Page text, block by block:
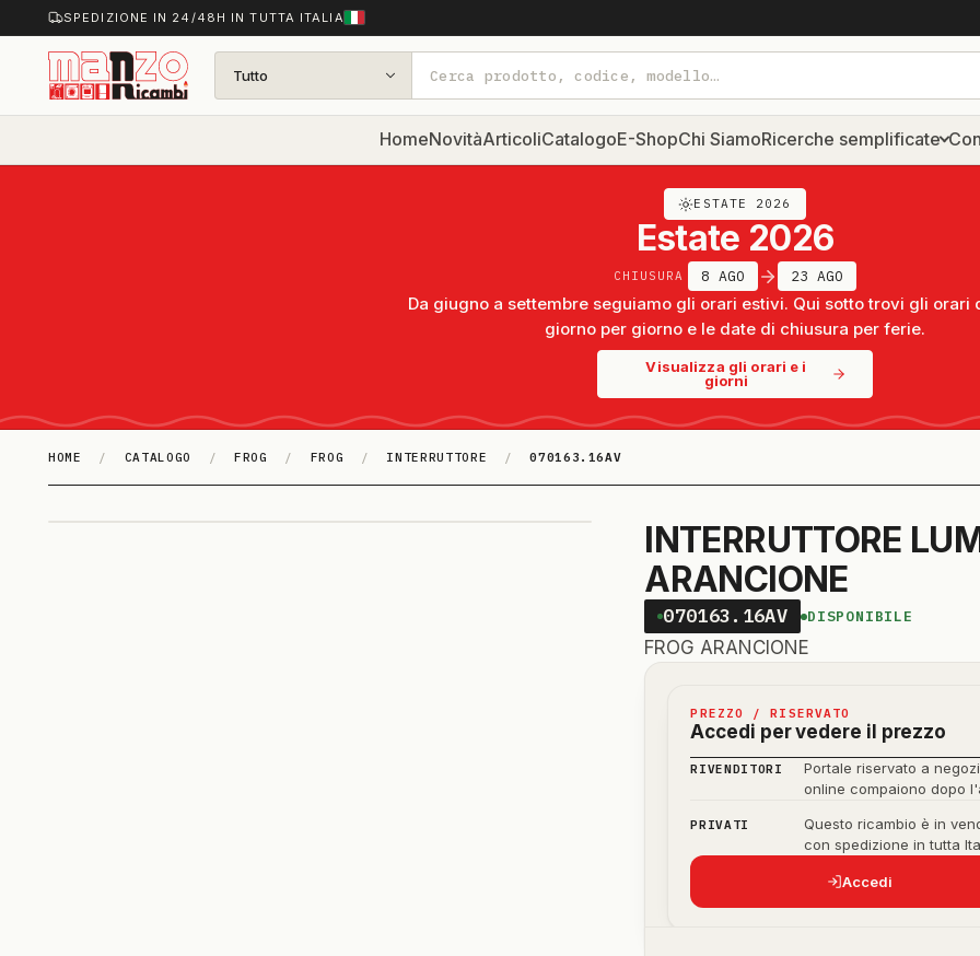
SPEDIZIONE IN 24/48H IN TUTTA ITALIA
Tutto
HomeNovitàArticoliCatalogoE-ShopChi SiamoRicerche semplificate
ESTATE 2026
Estate 2026
CHIUSURA 8 AGO 23 AGO
Da giugno a settembre seguiamo gli orari estivi. Qui sotto trovi gli orari
giorno per giorno e le date di chiusura per ferie.
Visualizza gli orari e i
giorni
HOME / CATALOGO / FROG / FROG / INTERRUTTORE / 070163.16AV
INTERRUTTORE
ARANCIONE
070163.16AV DISPONIBILE
FROG ARANCIONE
PREZZO / RISERVATO
Accedi per vedere il prezzo
RIVENDITORI
Portale riservato a
online compaiono dopo
PRIVATI
Questo ricambio è in
con spedizione in tutta
Accedi